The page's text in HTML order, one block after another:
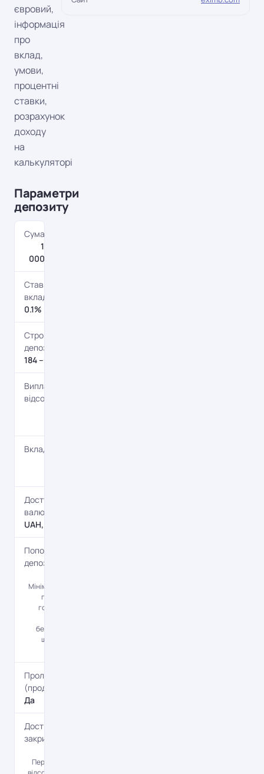
євровий,
інформація
про
вклад,
умови,
процентні
ставки,
розрахунок
доходу
на
калькуляторі
Параметри
депозиту
Сума депозиту
1 000 – 100
000 000 євро
Ставка по
вкладу
0.1% річних
Строк
депозиту
184 – дн.
Виплата
відсотків
Вкладник
Доступні
валюти
UAH, USD, EUR
Поповнення
депозиту
Мінімальна сума
поповнення:
готівкою - 100
безготівковим
шляхом - без
Пролонгація
(продовження)
Да
Дострокова
закриття
Перерахування